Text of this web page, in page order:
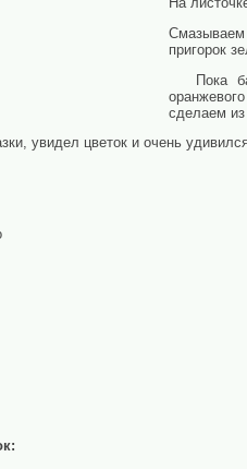
Смазываем
пригорок
Пока
сделаем из
увидел цветок и очень